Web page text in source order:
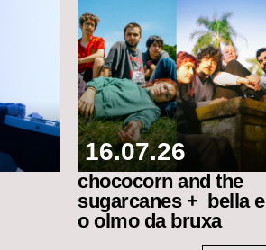
16.07.26
chococorn and the
sugarcanes + bella e
o olmo da bruxa